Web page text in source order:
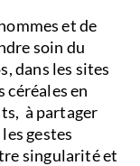
et de
soin du
dans les sites
en
à partager
gestes
singularité et